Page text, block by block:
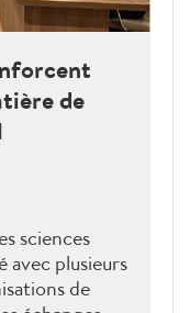
de
sciences
avec plusieurs
de